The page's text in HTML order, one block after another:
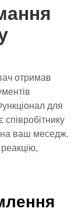
отримав
для
на ваш меседж.